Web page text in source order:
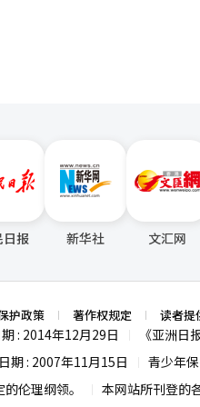
日报 新华社 文汇网
护政策 著作权规定 读者提
: 2014年12月29日 《亚洲日
期 : 2007年11月15日
青少年
伦理纲领。
本网站所刊登的